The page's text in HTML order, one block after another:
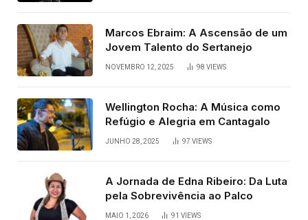
Marcos Ebraim: A Ascensão de um
Jovem Talento do Sertanejo
NOVEMBRO 12, 2025 98 VIEWS
Wellington Rocha: A Música como
Refúgio e Alegria em Cantagalo
JUNHO 28, 2025 97 VIEWS
A Jornada de Edna Ribeiro: Da Luta
pela Sobrevivência ao Palco
MAIO 1, 2026 91 VIEWS